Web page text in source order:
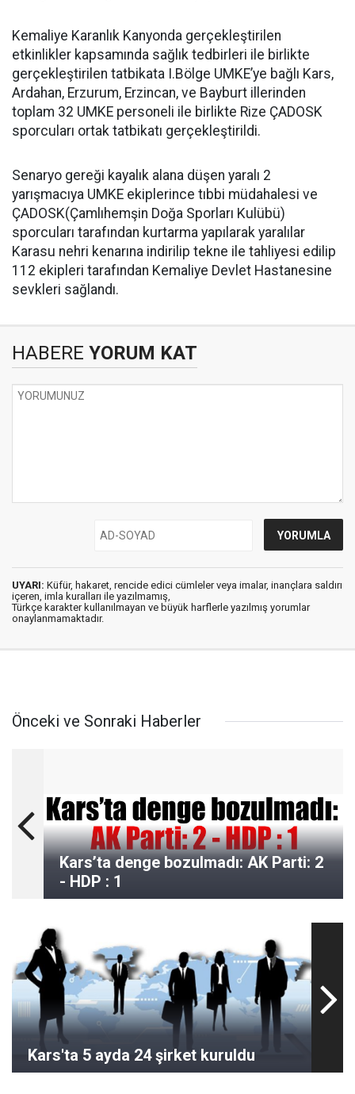
Kemaliye Karanlık Kanyonda gerçekleştirilen
etkinlikler kapsamında sağlık tedbirleri ile birlikte
gerçekleştirilen tatbikata I.Bölge UMKE’ye bağlı Kars,
Ardahan, Erzurum, Erzincan, ve Bayburt illerinden
toplam 32 UMKE personeli ile birlikte Rize ÇADOSK
sporcuları ortak tatbikatı gerçekleştirildi.
Senaryo gereği kayalık alana düşen yaralı 2
yarışmacıya UMKE ekiplerince tıbbi müdahalesi ve
ÇADOSK(Çamlıhemşin Doğa Sporları Kulübü)
sporcuları tarafından kurtarma yapılarak yaralılar
Karasu nehri kenarına indirilip tekne ile tahliyesi edilip
112 ekipleri tarafından Kemaliye Devlet Hastanesine
sevkleri sağlandı.
HABERE YORUM KAT
UYARI: Küfür, hakaret, rencide edici cümleler veya imalar, inançlara saldırı
içeren, imla kuralları ile yazılmamış,
Türkçe karakter kullanılmayan ve büyük harflerle yazılmış yorumlar
onaylanmamaktadır.
Önceki ve Sonraki Haberler
Kars’ta denge bozulmadı: AK Parti: 2
- HDP : 1
Kars'ta 5 ayda 24 şirket kuruldu